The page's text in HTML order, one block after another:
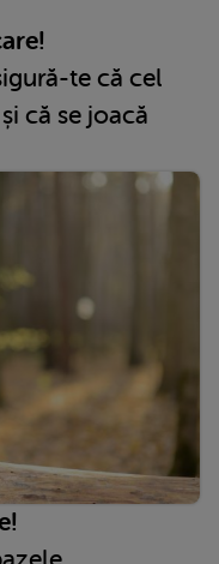
te că cel
că se joacă